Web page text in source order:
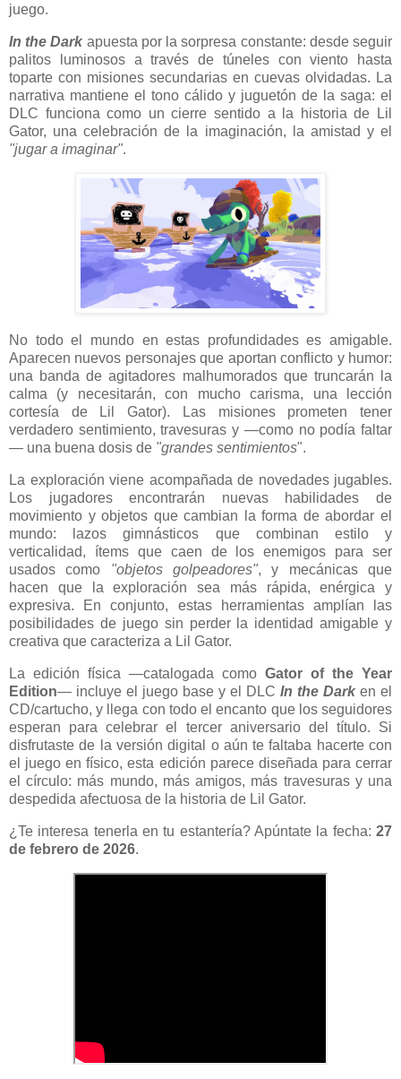
juego.
In the Dark apuesta por la sorpresa constante: desde seguir
palitos luminosos a través de túneles con viento hasta
toparte con misiones secundarias en cuevas olvidadas. La
narrativa mantiene el tono cálido y juguetón de la saga: el
DLC funciona como un cierre sentido a la historia de Lil
Gator, una celebración de la imaginación, la amistad y el
"jugar a imaginar".
No todo el mundo en estas profundidades es amigable.
Aparecen nuevos personajes que aportan conflicto y humor:
una banda de agitadores malhumorados que truncarán la
calma (y necesitarán, con mucho carisma, una lección
cortesía de Lil Gator). Las misiones prometen tener
verdadero sentimiento, travesuras y —como no podía faltar
— una buena dosis de "grandes sentimientos".
La exploración viene acompañada de novedades jugables.
Los jugadores encontrarán nuevas habilidades de
movimiento y objetos que cambian la forma de abordar el
mundo: lazos gimnásticos que combinan estilo y
verticalidad, ítems que caen de los enemigos para ser
usados como "objetos golpeadores", y mecánicas que
hacen que la exploración sea más rápida, enérgica y
expresiva. En conjunto, estas herramientas amplían las
posibilidades de juego sin perder la identidad amigable y
creativa que caracteriza a Lil Gator.
La edición física —catalogada como Gator of the Year
Edition— incluye el juego base y el DLC In the Dark en el
CD/cartucho, y llega con todo el encanto que los seguidores
esperan para celebrar el tercer aniversario del título. Si
disfrutaste de la versión digital o aún te faltaba hacerte con
el juego en físico, esta edición parece diseñada para cerrar
el círculo: más mundo, más amigos, más travesuras y una
despedida afectuosa de la historia de Lil Gator.
¿Te interesa tenerla en tu estantería? Apúntate la fecha: 27
de febrero de 2026.